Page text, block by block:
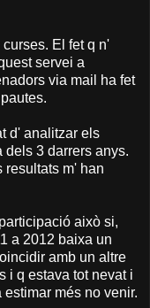
El fet q n'
servei a
via mail ha fet
d' analitzar els
dels 3 darrers anys.
resultats m' han
això si,
a 2012 baixa un
amb un altre
i q estava tot nevat i
més no venir.